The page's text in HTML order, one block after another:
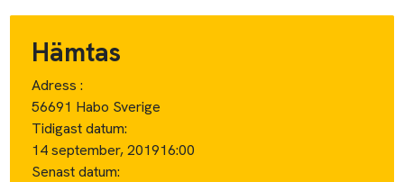
Hämtas
Adress :
56691 Habo Sverige
Tidigast datum:
14 september, 201916:00
Senast datum: